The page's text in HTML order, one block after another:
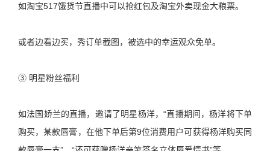
如淘宝517饿货节直播中可以抢红包及淘宝外卖现金大粮票。
或者边看边买，秀订单截图，被选中的幸运观众免单。
③ 明星粉丝福利
如法国娇兰的直播，邀请了明星杨洋，“直播期间，杨洋将下单
购买，某款唇膏，在他下单后第9位消费用户可获得杨洋购买同